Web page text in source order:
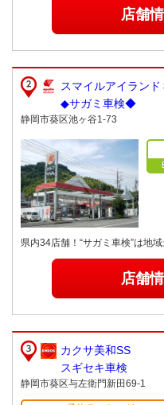
店舗
スマイルアイランド
◆サガミ車検◆
静岡市葵区池ヶ谷1-73
県内34店舗！“サガミ車検”は地域
店舗
カクサ美和SS
スギセキ車検
静岡市葵区与左衛門新田69-1